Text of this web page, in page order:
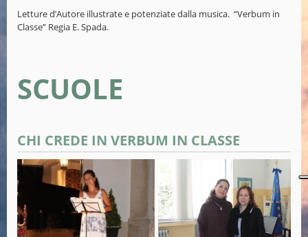
Letture d’Autore illustrate e potenziate dalla musica. “Verbum in
Classe” Regia E. Spada.
SCUOLE
CHI CREDE IN VERBUM IN CLASSE